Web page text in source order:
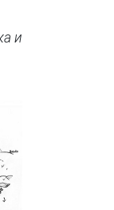
и